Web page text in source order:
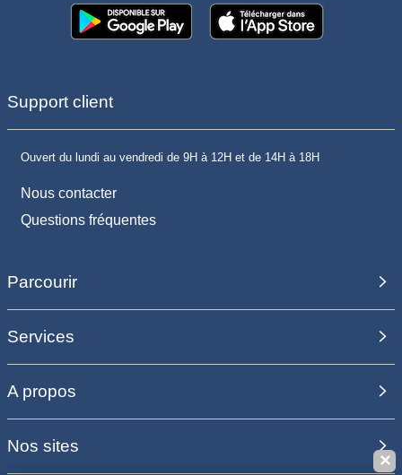
Support client
Ouvert du lundi au vendredi de 9H à 12H et de 14H à 18H
Nous contacter
Questions fréquentes
Parcourir
Services
A propos
Nos sites
✕